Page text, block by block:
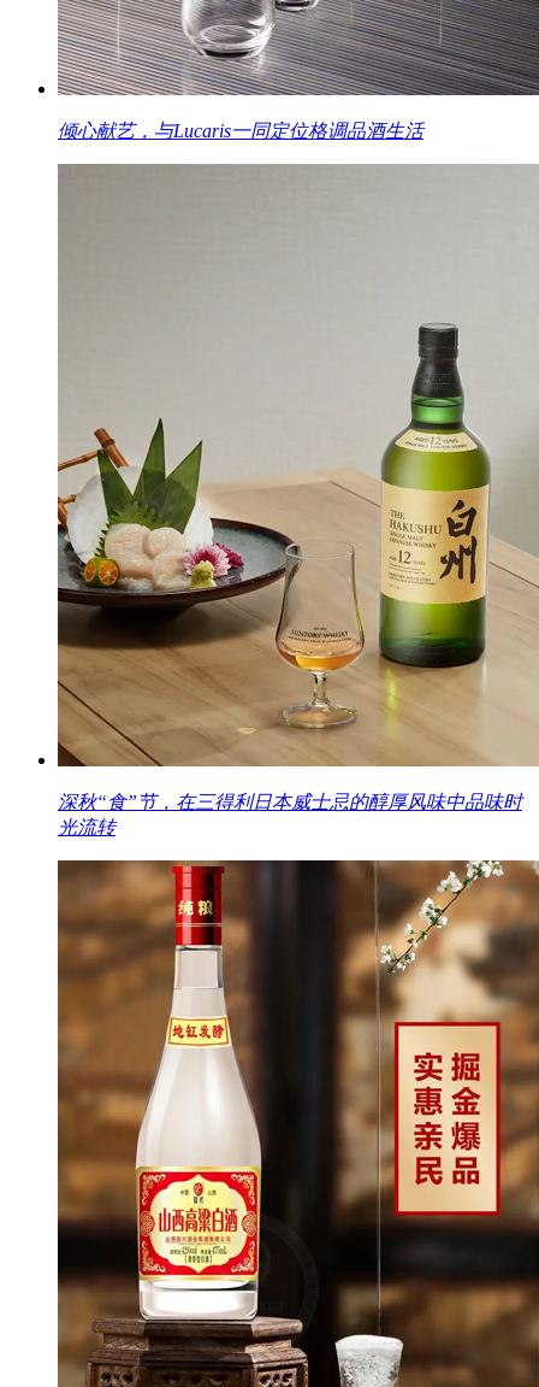
倾心献艺，与Lucaris一同定位格调品酒生活
深秋“食”节，在三得利日本威士忌的醇厚风味中品味时
光流转